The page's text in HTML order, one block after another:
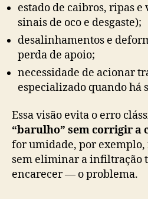
estado de caibros, ripas
sinais de oco e desgaste);
desalinhamentos e
perda de apoio;
necessidade de acionar
especializado quando há
Essa visão evita o erro
“barulho” sem corrigir a
for umidade, por
sem eliminar a infiltração
encarecer — o problema.